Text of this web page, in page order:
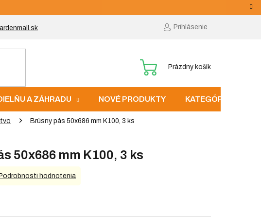
Prihlásenie
NÁKUPNÝ
Prázdny košík
A ZÁHRADU NOVÉ PRODUKTY KATEGÓRIE
Brúsny pás 50x686 mm K100, 3 ks
50x686 mm K100, 3 ks
Podrobnosti hodnotenia